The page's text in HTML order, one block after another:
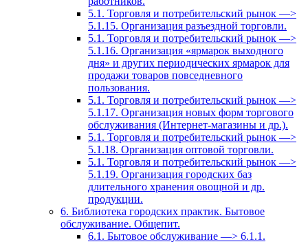
5.1. Торговля и потребительский рынок —>
5.1.15. Организация разъездной торговли.
5.1. Торговля и потребительский рынок —>
5.1.16. Организация «ярмарок выходного
дня» и других периодических ярмарок для
продажи товаров повседневного
пользования.
5.1. Торговля и потребительский рынок —>
5.1.17. Организация новых форм торгового
обслуживания (Интернет-магазины и др.).
5.1. Торговля и потребительский рынок —>
5.1.18. Организация оптовой торговли.
5.1. Торговля и потребительский рынок —>
5.1.19. Организация городских баз
длительного хранения овощной и др.
продукции.
6. Библиотека городских практик. Бытовое
обслуживание. Общепит.
6.1. Бытовое обслуживание —> 6.1.1.